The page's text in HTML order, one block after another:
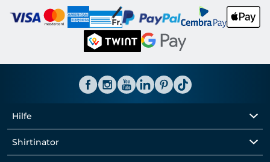
Hilfe
Shirtinator